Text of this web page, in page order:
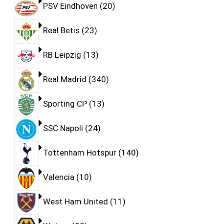
PSV Eindhoven 20
Real Betis 23
RB Leipzig 13
Real Madrid 340
Sporting CP 13
SSC Napoli 24
Tottenham Hotspur 140
Valencia 10
West Ham United 11